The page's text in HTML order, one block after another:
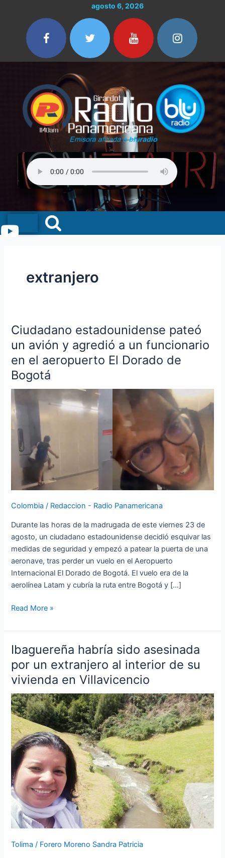
contenido
agosto 6, 2026
Menu
extranjero
Ciudadano estadounidense pateó
un avión y agredió a un funcionario
en el aeropuerto El Dorado de
Bogotá
Colombia / Redaccion - Radio Panamericana
Durante las horas de la madrugada de este viernes 23 de
agosto, un ciudadano estadounidense decidió esquivar las
medidas de seguridad y empezó a patear la puerta de una
aeronave, tras perder un vuelo en el Aeropuerto
Internacional El Dorado de Bogotá. El vuelo era de la
aerolínea Latam y cubría la ruta entre Bogotá y […]
Ciudadano
estadounidense
pateó
un
avión
y
agredió
a
un
funcionario
en
aeropuerto
de
Bogotá
Read More »
Ibaguereña habría sido asesinada
por un extranjero al interior de su
vivienda en Villavicencio
Tolima / Forero Moreno Sandra Patricia
Ibaguereña
habría
sido
asesinada
por
un
extranjero
al
interior
de
su
vivienda
en
Villavicencio